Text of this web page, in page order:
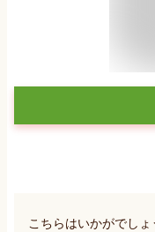
こちらはいかがでし